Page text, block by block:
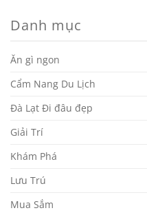
Danh mục
Ăn gì ngon
Cẩm Nang Du Lịch
Đà Lạt Đi đâu đẹp
Giải Trí
Khám Phá
Lưu Trú
Mua Sắm